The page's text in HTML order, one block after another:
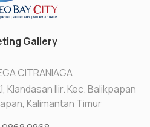
Gallery
CITRANIAGA
Klandasan Ilir. Kec. Balikpapan
Kalimantan Timur